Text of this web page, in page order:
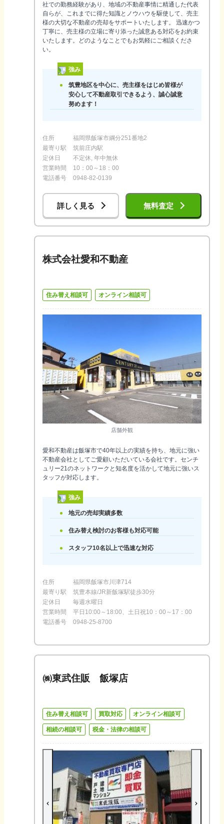
社での勤務経験があり、地域の不動産事情に精通した代表
自らが、これまでに得た知識とノウハウを駆使して、売主
様の大切な不動産の売却をサポートいたします。 迅速かつ
丁寧に、売主様の立場に寄り添った誠意ある対応をお約束
いたします。どのようなことでもお気軽にご相談くださ
い。
強み
筑豊地区を中心に、売主様をはじめ皆様が
安心して不動産取引できるよう、誠心誠意
努めます！
住所
福岡県飯塚市綱分251番地2
最寄り駅
筑前庄内駅
定休日
不定休, 年中無休
営業時間
10：00～18：00
電話番号
0948-82-0139
詳しく見る 無料査定
株式会社愛和不動産
住み替え相談可 オンライン相談可
店舗外観
愛和不動産は飯塚市で40年以上の実績を持ち、地元に強い
不動産会社としてご愛顧いただいている会社です。センチ
ュリー21のネットワークと知名度を活かして地元に強いス
タッフが対応します。
強み
地元の売却実績多数
住み替え検討のお客様も対応可能
スタッフ10名以上で迅速な対応
住所
福岡県飯塚市川津714
最寄り駅
筑豊本線/JR新飯塚駅徒歩30分
定休日
毎週水曜日
営業時間
平日10:00～18:00、土日祝10：00～17：00
電話番号
0948-25-8700
㈱東武住販 飯塚店
住み替え相談可 買取対応 オンライン相談可
相続の相談可 税金・法律の相談可